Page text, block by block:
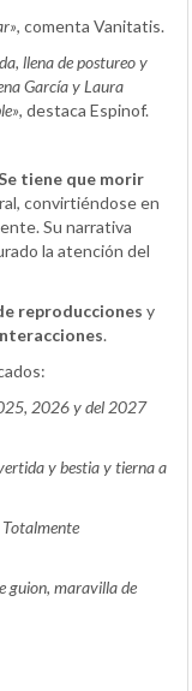
, comenta Vanitatis.
llena de postureo y
García y Laura
, destaca Espinof.
tiene que morir
convirtiéndose en
Su narrativa
la atención del
reproducciones y
.
2026 y del 2027
y bestia y tierna a
guion, maravilla de